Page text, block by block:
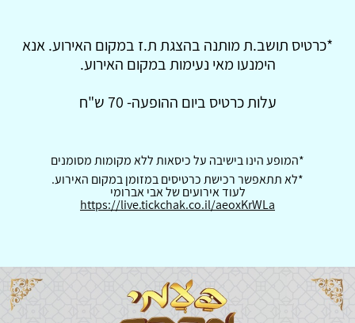
*כרטיס תושב.ת מותנה בהצגת ת.ז במקום האירוע. אנא
הימנעו מאי נעימות במקום האירוע.
עלות כרטיס ביום ההופעה- 70 ש"ח
*המופע הינו בישיבה על כיסאות ללא מקומות מסומנים
*לא תתאפשר רכישת כרטיסים במזומן במקום האירוע.
לעוד אירועים של אבי אברומי
https://live.tickchak.co.il/aeoxKrWLa